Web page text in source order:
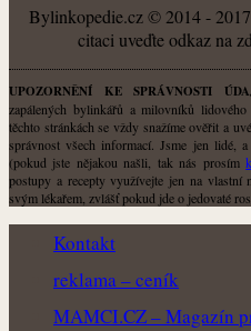
Bylinkopedie.cz © 2014 -
citaci uveďte odkaz na
UPOZORNĚNÍ KE SPRÁVNOSTI
zapálených bylinkářů a milovníků
těchto stránkách se vždy snažíme ověřit a
správnost všech informací. Jsme jen lidé,
(pokud jste nějakou našli, tak nás prosím
postupy a recepty využívejte jen na vlastní
svým lékařem, zvlášť pokud jde o jedovaté
Kontakt
reklama – ceník
MAMCI.CZ – Magazín